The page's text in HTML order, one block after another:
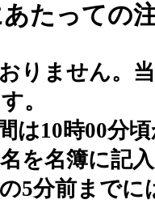
たっての
りません。
。
は10時00分
を名簿に記
5分前まで